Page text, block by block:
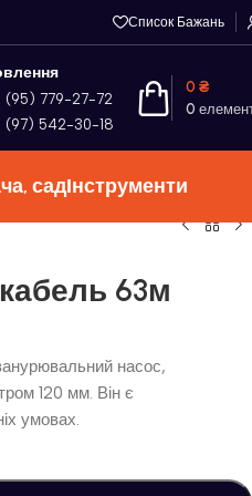
Список Бажань
(95) 779-27-72
(97) 542-30-18
0
0 ₴
садІнструменти
63м
насос,
120 мм. Він є
умовах.